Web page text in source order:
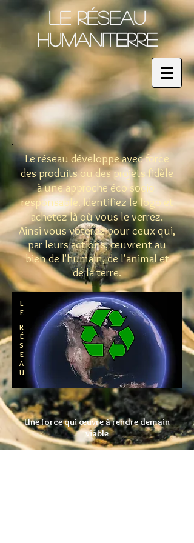
LE RÉSEAU
HUMANITERRE
Le réseau développe avec force
des produits ou des projets fidèle
à une approche éco-socio-
responsable. Identifiez le logo et
achetez là où vous le verrez.
Ainsi vous voterez pour ceux qui,
par leurs actions, œuvrent au
bien de l'humain, de l'animal et
de la terre.
L
E
R
É
S
E
A
U
Une force quiœuvreà rendre demain
viable
Hum